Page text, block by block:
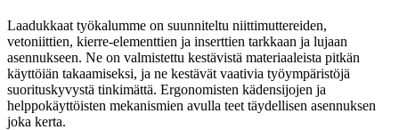
Laadukkaat työkalumme on suunniteltu niittimuttereiden,
vetoniittien, kierre-elementtien ja inserttien tarkkaan ja lujaan
asennukseen. Ne on valmistettu kestävistä materiaaleista pitkän
käyttöiän takaamiseksi, ja ne kestävät vaativia työympäristöjä
suorituskyvystä tinkimättä. Ergonomisten kädensijojen ja
helppokäyttöisten mekanismien avulla teet täydellisen asennuksen
joka kerta.